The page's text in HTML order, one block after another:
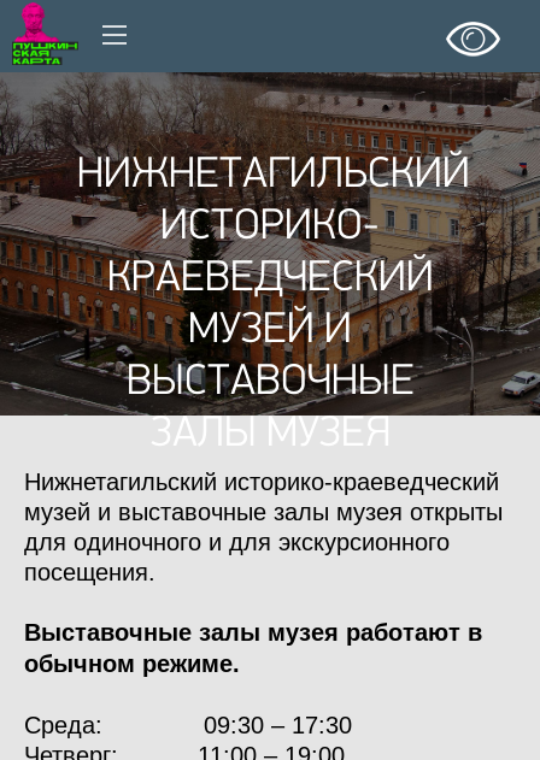
НИЖНЕТАГИЛЬСКИЙ
ИСТОРИКО-
КРАЕВЕДЧЕСКИЙ
МУЗЕЙ И
ВЫСТАВОЧНЫЕ
ЗАЛЫ МУЗЕЯ
Нижнетагильский историко-краеведческий
музей и выставочные залы музея открыты
для одиночного и для экскурсионного
посещения.
Выставочные залы музея работают в
обычном режиме.
Среда: 09:30 – 17:30